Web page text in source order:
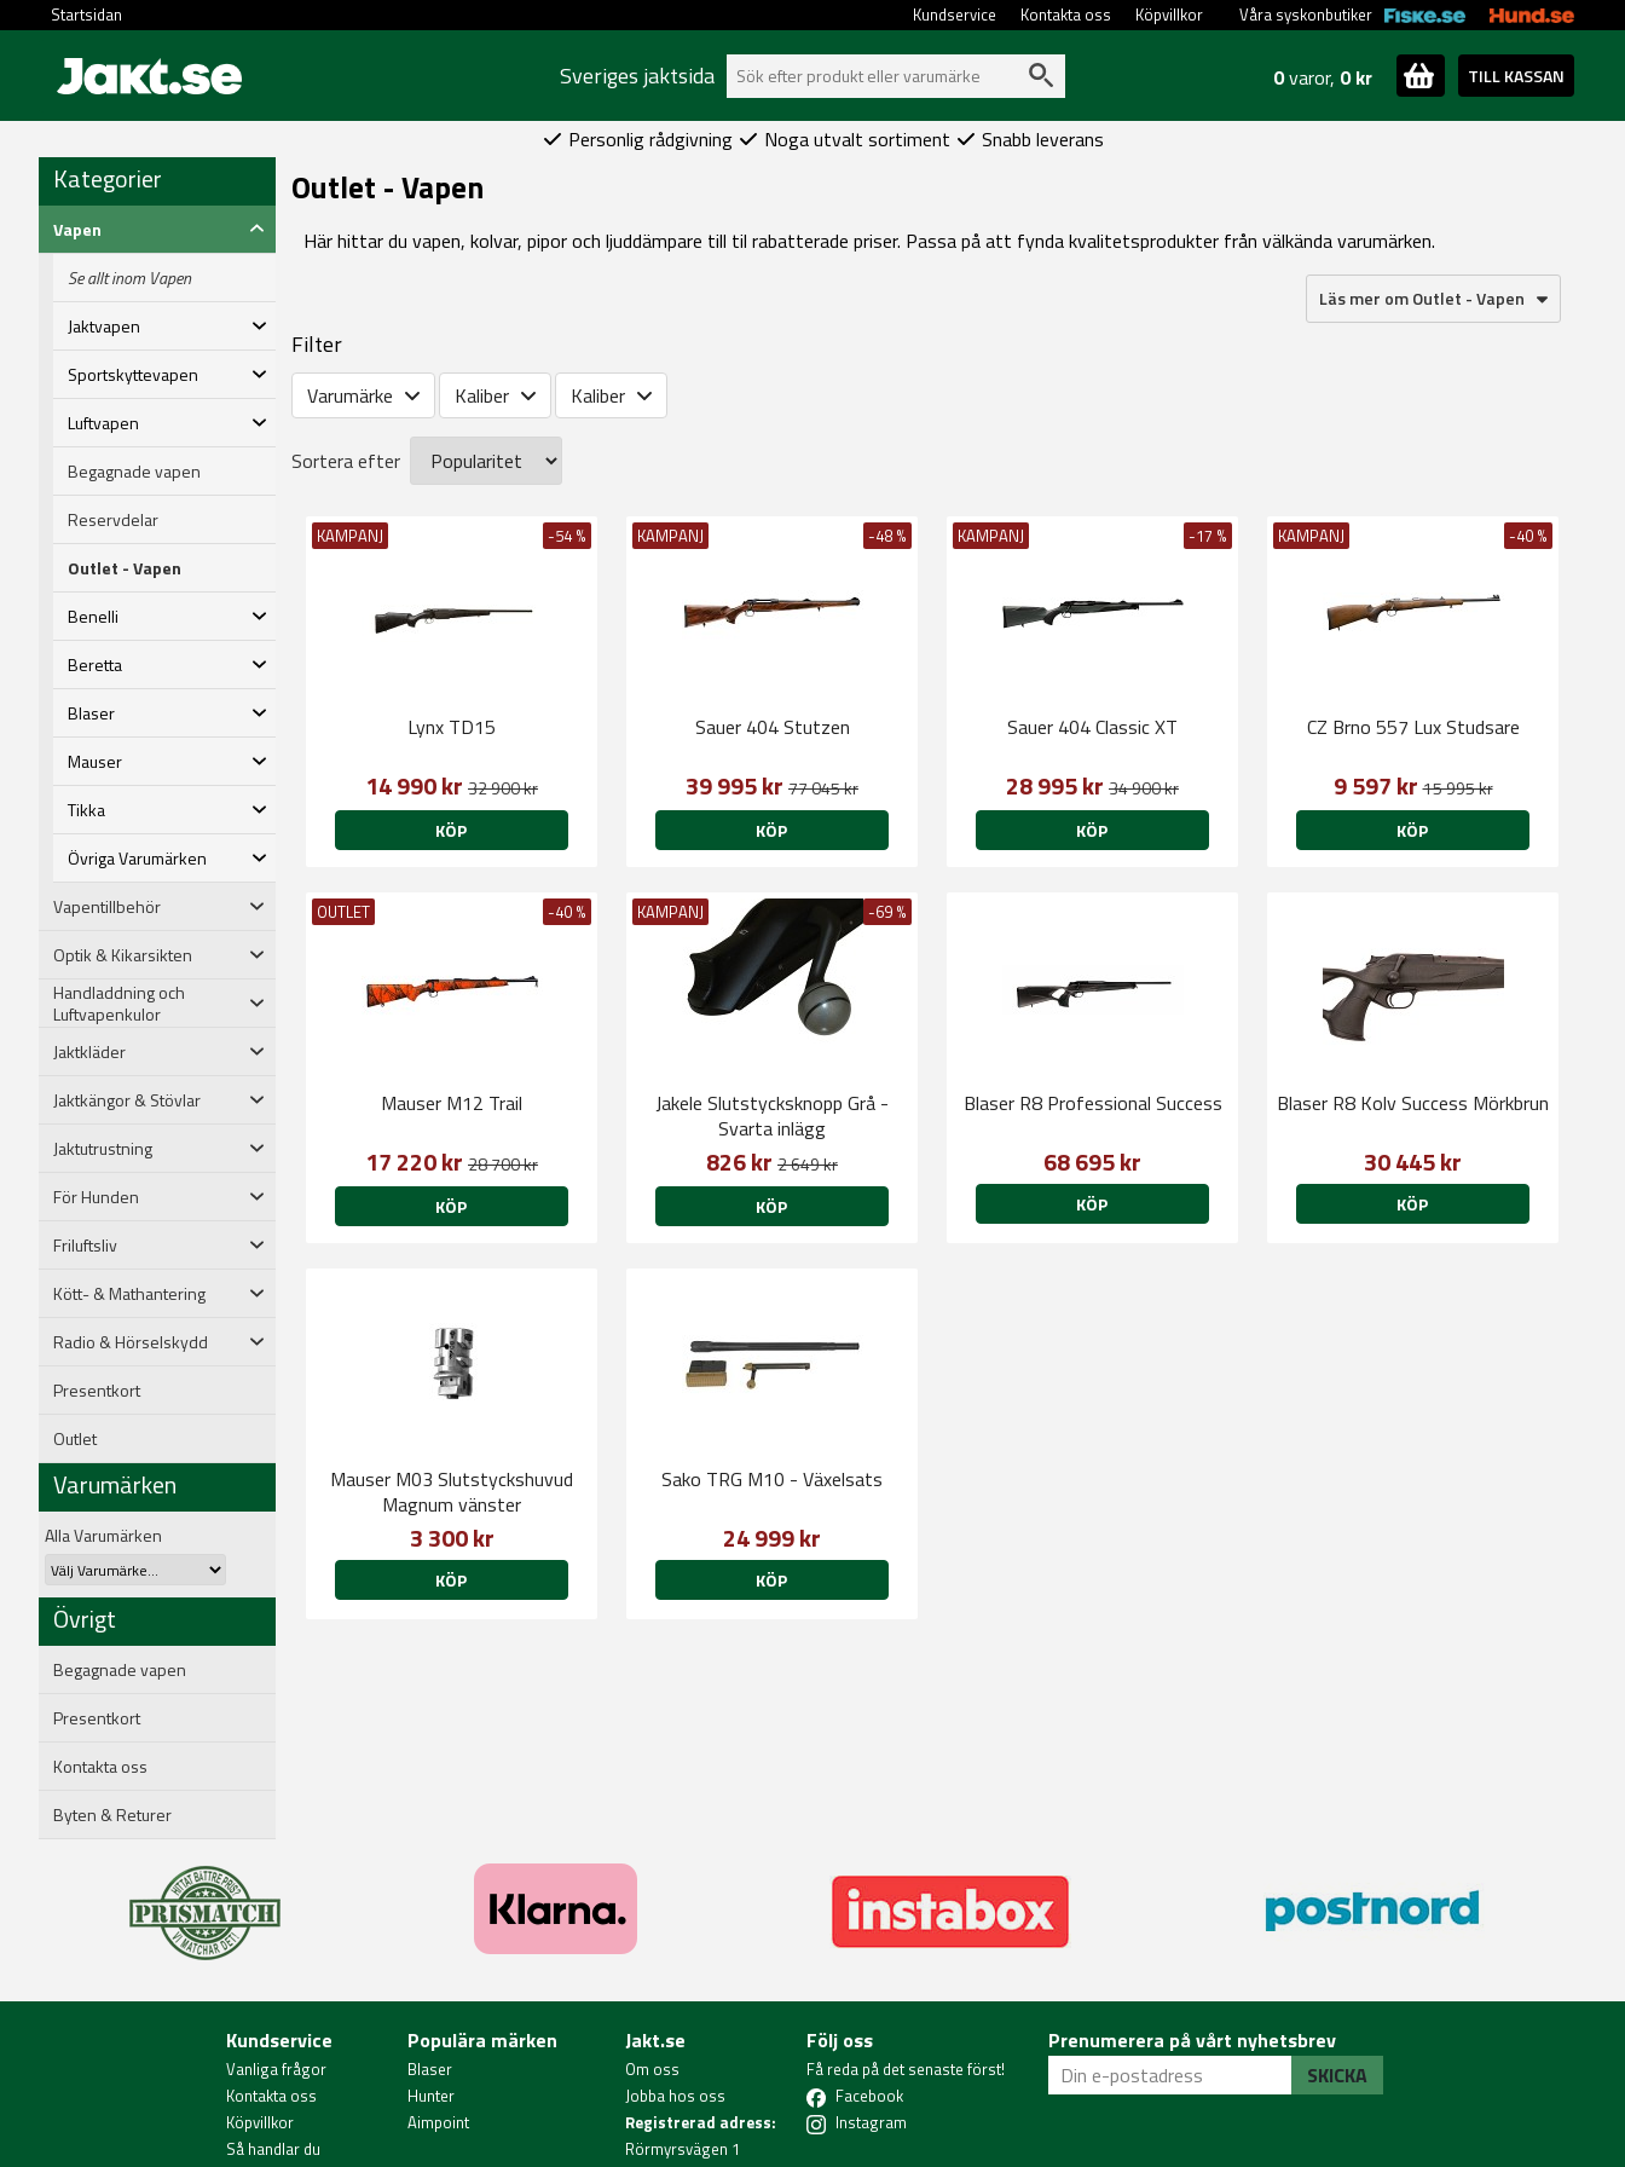
Startsidan Våra syskonbutiker
Köpvillkor
Kontakta oss
Kundservice
Sveriges jaktsida 0varor, 0 kr TILL KASSAN
Personlig rådgivning Noga utvalt sortiment Snabb leverans
Kategorier
Vapen
Se allt inom Vapen
Jaktvapen
Sportskyttevapen
Luftvapen
Begagnade vapen
Reservdelar
Outlet - Vapen
Benelli
Beretta
Blaser
Mauser
Tikka
Övriga Varumärken
Vapentillbehör
Optik & Kikarsikten
Handladdning och
Luftvapenkulor
Jaktkläder
Jaktkängor & Stövlar
Jaktutrustning
För Hunden
Friluftsliv
Kött- & Mathantering
Radio & Hörselskydd
Presentkort
Outlet
Varumärken
Alla Varumärken
Övrigt
Begagnade vapen
Presentkort
Kontakta oss
Byten & Returer
Outlet - Vapen
Här hittar du vapen, kolvar, pipor och ljuddämpare till til rabatterade priser. Passa på att fynda kvalitetsprodukter från välkända varumärken.
Läs mer om Outlet - Vapen
Filter
Varumärke Kaliber Kaliber
Sortera efter
KAMPANJ -54 %
Lynx TD15
14 990 kr 32 900 kr
KÖP
KAMPANJ -48 %
Sauer 404 Stutzen
39 995 kr 77 045 kr
KÖP
KAMPANJ -17 %
Sauer 404 Classic XT
28 995 kr 34 900 kr
KÖP
KAMPANJ -40 %
CZ Brno 557 Lux Studsare
9 597 kr15 995 kr
KÖP
OUTLET -40 %
Mauser M12 Trail
17 220 kr 28 700 kr
KÖP
KAMPANJ -69 %
Jakele Slutstycksknopp Grå -
Svarta inlägg
826 kr 2 649 kr
KÖP
Blaser R8 Professional Success
68 695 kr
KÖP
Blaser R8 Kolv Success Mörkbrun
30 445 kr
KÖP
Mauser M03 Slutstyckshuvud
Magnum vänster
3 300 kr
KÖP
Sako TRG M10 - Växelsats
24 999 kr
KÖP
Kundservice
Vanliga frågor
Kontakta oss
Köpvillkor
Så handlar du
Populära märken
Blaser
Hunter
Aimpoint
Jakt.se
Om oss
Jobba hos oss
Registrerad adress:
Rörmyrsvägen 1
Följ oss
Få reda på det senaste först!
Facebook
Instagram
Prenumerera på vårt nyhetsbrev
SKICKA